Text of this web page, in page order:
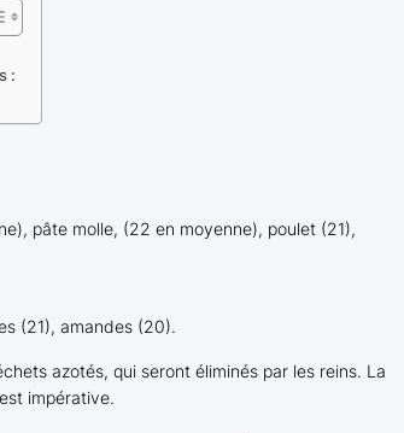
:
pâte molle, (22 en moyenne), poulet (21),
(21), amandes (20).
azotés, qui seront éliminés par les reins. La
impérative.